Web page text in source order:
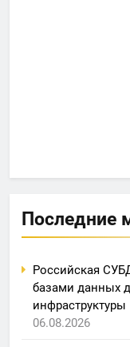
Последние
Российская
базами данных
инфраструктуры
06.08.2026